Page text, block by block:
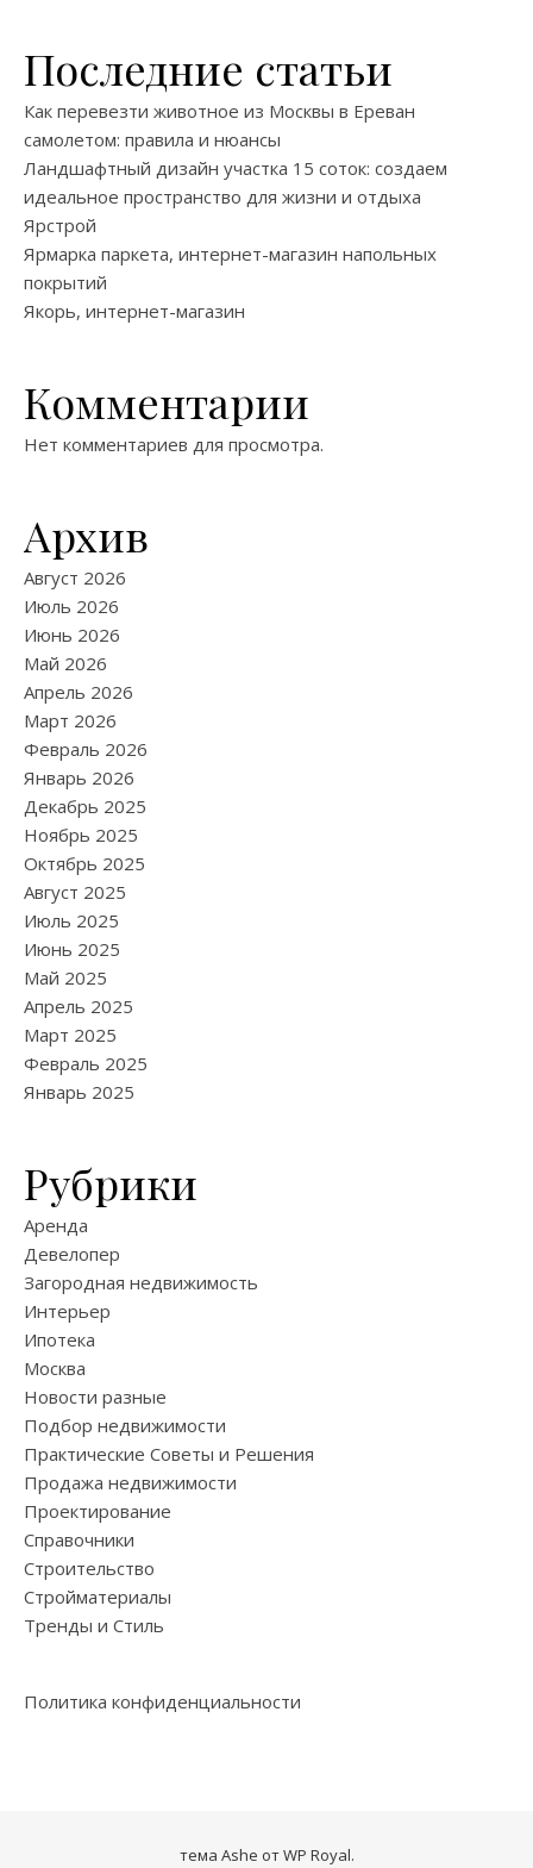
Последние статьи
Как перевезти животное из Москвы в Ереван
самолетом: правила и нюансы
Ландшафтный дизайн участка 15 соток: создаем
идеальное пространство для жизни и отдыха
Ярстрой
Ярмарка паркета, интернет-магазин напольных
покрытий
Якорь, интернет-магазин
Комментарии
Нет комментариев для просмотра.
Архив
Август 2026
Июль 2026
Июнь 2026
Май 2026
Апрель 2026
Март 2026
Февраль 2026
Январь 2026
Декабрь 2025
Ноябрь 2025
Октябрь 2025
Август 2025
Июль 2025
Июнь 2025
Май 2025
Апрель 2025
Март 2025
Февраль 2025
Январь 2025
Рубрики
Аренда
Девелопер
Загородная недвижимость
Интерьер
Ипотека
Москва
Новости разные
Подбор недвижимости
Практические Советы и Решения
Продажа недвижимости
Проектирование
Справочники
Строительство
Стройматериалы
Тренды и Стиль
Политика конфиденциальности
тема Ashe отWP Royal.